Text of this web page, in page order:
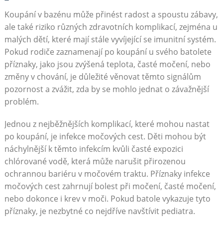
Koupání v bazénu může přinést radost a spoustu zábavy,
ale také riziko různých zdravotních komplikací, zejména u
malých dětí, které mají stále vyvíjející se imunitní systém.
Pokud rodiče zaznamenají po koupání u svého batolete
příznaky, jako jsou zvýšená teplota, časté močení, nebo
změny v chování, je důležité věnovat těmto signálům
pozornost a zvážit, zda by se mohlo jednat o závažnější
problém.
Jednou z nejběžnějších komplikací, které mohou nastat
po koupání, je infekce močových cest. Děti mohou být
náchylnější k těmto infekcím kvůli časté expozici
chlórované vodě, která může narušit přirozenou
ochrannou bariéru v močovém traktu. Příznaky infekce
močových cest zahrnují bolest při močení, časté močení,
nebo dokonce i krev v moči. Pokud batole vykazuje tyto
příznaky, je nezbytné co nejdříve navštívit pediatra.